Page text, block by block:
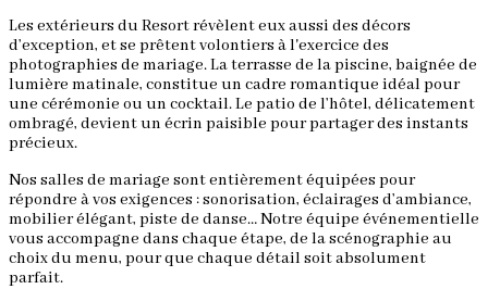
Les extérieurs du Resort révèlent eux aussi des décors
d’exception, et se prêtent volontiers à l'exercice des
photographies de mariage. La terrasse de la piscine, baignée de
lumière matinale, constitue un cadre romantique idéal pour
une cérémonie ou un cocktail. Le patio de l’hôtel, délicatement
ombragé, devient un écrin paisible pour partager des instants
précieux.
Nos salles de mariage sont entièrement équipées pour
répondre à vos exigences : sonorisation, éclairages d’ambiance,
mobilier élégant, piste de danse… Notre équipe événementielle
vous accompagne dans chaque étape, de la scénographie au
choix du menu, pour que chaque détail soit absolument
parfait.